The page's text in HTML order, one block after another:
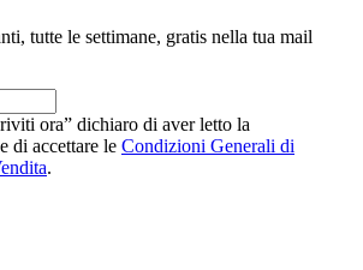
tutte le settimane, gratis nella tua mail
ora” dichiaro di aver letto la
e di accettare le Condizioni Generali di
.